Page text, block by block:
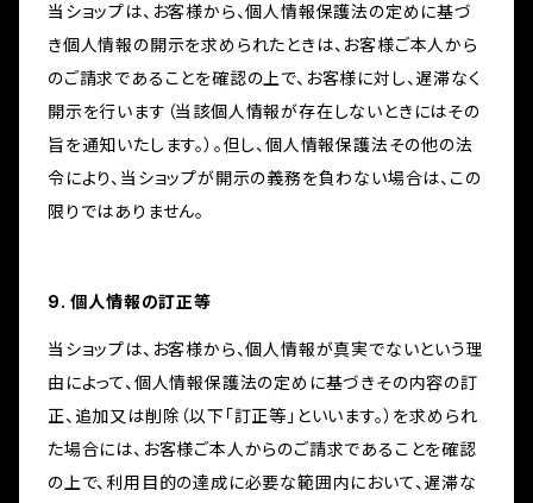
当ショップは、お客様から、個人情報保護法の定めに基づ
き個人情報の開示を求められたときは、お客様ご本人から
のご請求であることを確認の上で、お客様に対し、遅滞なく
開示を行います（当該個人情報が存在しないときにはその
旨を通知いたします。）。但し、個人情報保護法その他の法
令により、当ショップが開示の義務を負わない場合は、この
限りではありません。
9. 個人情報の訂正等
当ショップは、お客様から、個人情報が真実でないという理
由によって、個人情報保護法の定めに基づきその内容の訂
正、追加又は削除（以下「訂正等」といいます。）を求められ
た場合には、お客様ご本人からのご請求であることを確認
の上で、利用目的の達成に必要な範囲内において、遅滞な